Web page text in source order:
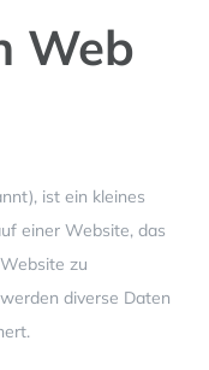
Web
ist ein kleines
einer Website, das
zu
diverse Daten